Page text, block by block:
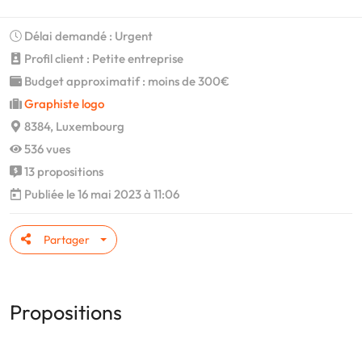
Délai demandé : Urgent
Profil client : Petite entreprise
Budget approximatif : moins de 300€
Graphiste logo
8384, Luxembourg
536 vues
13 propositions
Publiée le 16 mai 2023 à 11:06
Partager
Propositions